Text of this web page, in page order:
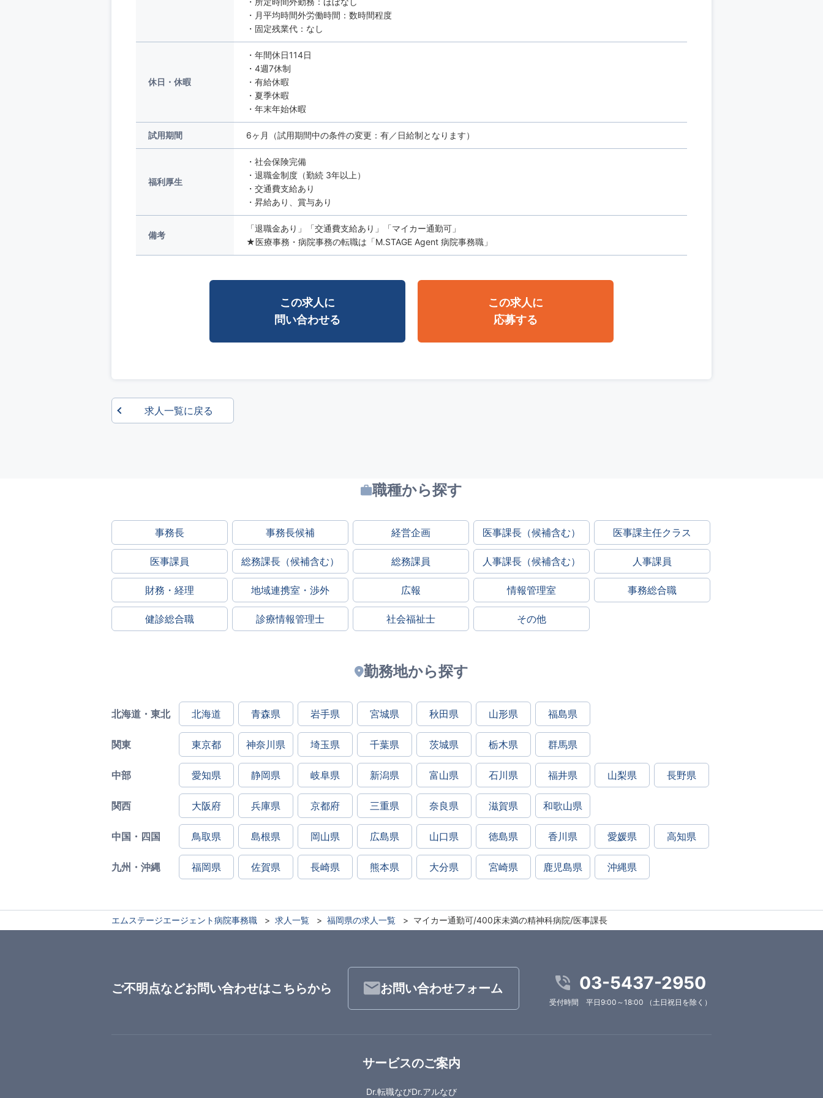
・月平均時間外労働時間：数時間程度
・固定残業代：なし
休日・休暇
・年間休日114日
・4週7休制
・有給休暇
・夏季休暇
・年末年始休暇
試用期間 6ヶ月（試用期間中の条件の変更：有／日給制となります）
福利厚生
・社会保険完備
・退職金制度（勤続 3年以上）
・交通費支給あり
・昇給あり、賞与あり
備考
「退職金あり」「交通費支給あり」「マイカー通勤可」
★医療事務・病院事務の転職は「M.STAGE Agent 病院事務職」
この求人に
問い合わせる
この求人に
応募する
求人一覧に戻る
職種から探す
事務長 事務長候補 経営企画 医事課長（候補含む） 医事課主任クラス
医事課員 総務課長（候補含む） 総務課員 人事課長（候補含む） 人事課員
財務・経理 地域連携室・渉外 広報 情報管理室 事務総合職
健診総合職 診療情報管理士 社会福祉士 その他
勤務地から探す
北海道・東北 北海道 青森県 岩手県 宮城県 秋田県 山形県 福島県
関東 東京都 神奈川県 埼玉県 千葉県 茨城県 栃木県 群馬県
中部 愛知県 静岡県 岐阜県 新潟県 富山県 石川県 福井県 山梨県 長野県
関西 大阪府 兵庫県 京都府 三重県 奈良県 滋賀県 和歌山県
中国・四国 鳥取県 島根県 岡山県 広島県 山口県 徳島県 香川県 愛媛県 高知県
九州・沖縄 福岡県 佐賀県 長崎県 熊本県 大分県 宮崎県 鹿児島県 沖縄県
エムステージエージェント病院事務職 求人一覧 福岡県の求人一覧 マイカー通勤可/400床未満の精神科病院/医事課長
ご不明点などお問い合わせはこちらから お問い合わせフォーム 03-5437-2950
受付時間 平日9:00～18:00 （土日祝日を除く）
サービスのご案内
Dr.転職なびDr.アルなび